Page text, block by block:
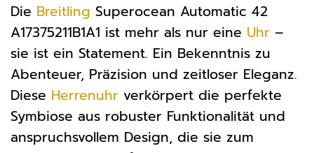
Die Breitling Superocean Automatic 42
A17375211B1A1 ist mehr als nur eine Uhr –
sie ist ein Statement. Ein Bekenntnis zu
Abenteuer, Präzision und zeitloser Eleganz.
Diese Herrenuhr verkörpert die perfekte
Symbiose aus robuster Funktionalität und
anspruchsvollem Design, die sie zum